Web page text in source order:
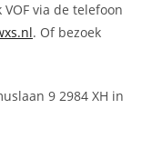
via de telefoon
. Of bezoek
9 2984 XH in